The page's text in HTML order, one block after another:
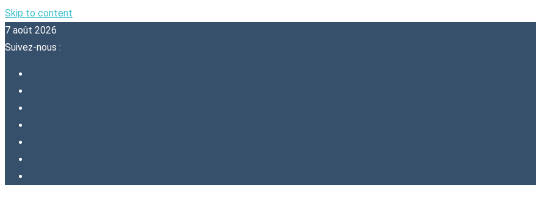
Skip to content
7 août 2026
Suivez-nous :